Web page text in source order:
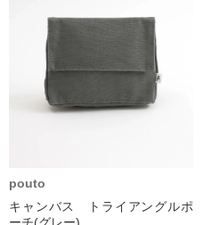
pouto
キャンバス トライアングルポ